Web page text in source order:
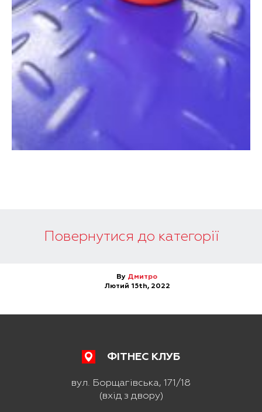
Повернутися до категорії
By Дмитро
Лютий 15th, 2022
ФІТНЕС КЛУБ
вул. Борщагівська, 171/18
(вхід з двору)